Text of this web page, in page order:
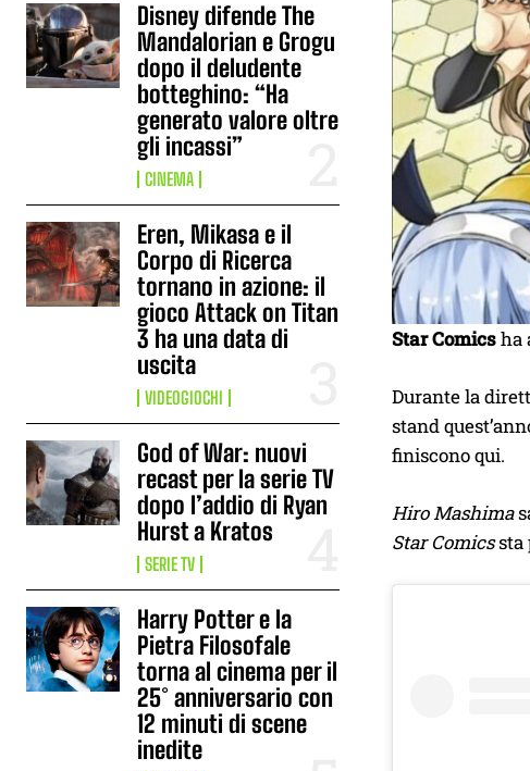
Disney difende The
Mandalorian e Grogu
dopo il deludente
botteghino: “Ha
generato valore oltre
gli incassi”
CINEMA
Eren, Mikasa e il
Corpo di Ricerca
tornano in azione: il
gioco Attack on Titan
3 ha una data di
uscita
VIDEOGIOCHI
God of War: nuovi
recast per la serie TV
dopo l’addio di Ryan
Hurst a Kratos
SERIE TV
Harry Potter e la
Pietra Filosofale
torna al cinema per il
25° anniversario con
12 minuti di scene
inedite
Star Comicsha
Durante la
stand
finiscono qui.
Hiro Mashima
Star Comicssta